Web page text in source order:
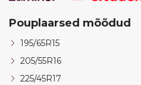
Pouplaarsed mõõdud
195/65R15
205/55R16
225/45R17